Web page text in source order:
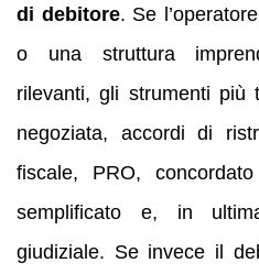
di debitore. Se
o una struttura
rilevanti, gli strumenti più
negoziata, accordi di
fiscale, PRO,
semplificato e, in
giudiziale. Se invece il